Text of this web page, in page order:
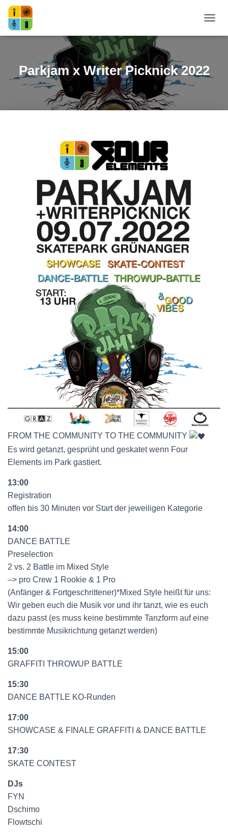
Parkjam x Writer Picknick 2022
FROM THE COMMUNITY TO THE COMMUNITY
Es wird getanzt, gesprüht und geskatet wenn Four
Elements im Park gastiert.
13:00
Registration
offen bis 30 Minuten vor Start der jeweiligen Kategorie
14:00
DANCE BATTLE
Preselection
2 vs. 2 Battle im Mixed Style
–> pro Crew 1 Rookie & 1 Pro
(Anfänger & Fortgeschrittener)*Mixed Style heißt für uns:
Wir geben euch die Musik vor und ihr tanzt, wie es euch
dazu passt (es muss keine bestimmte Tanzform auf eine
bestimmte Musikrichtung getanzt werden)
15:00
GRAFFITI THROWUP BATTLE
15:30
DANCE BATTLE KO-Runden
17:00
SHOWCASE & FINALE GRAFFITI & DANCE BATTLE
17:30
SKATE CONTEST
DJs
FYN
Dschimo
Flowtschi